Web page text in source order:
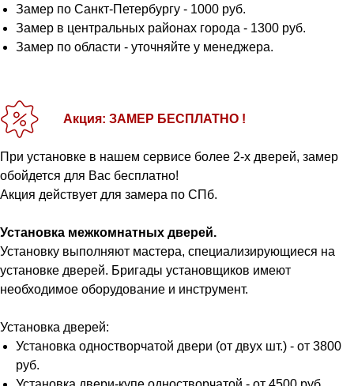
Замер по Санкт-Петербургу - 1000 руб.
Замер в центральных районах города - 1300 руб.
Замер по области - уточняйте у менеджера.
Акция: ЗАМЕР БЕСПЛАТНО !
При установке в нашем сервисе более 2-х дверей, замер
обойдется для Вас бесплатно!
Акция действует для замера по СПб.
Установка межкомнатных дверей.
Установку выполняют мастера, специализирующиеся на
установке дверей. Бригады установщиков имеют
необходимое оборудование и инструмент.
Установка дверей:
Установка одностворчатой двери (от двух шт.) - от 3800
руб.